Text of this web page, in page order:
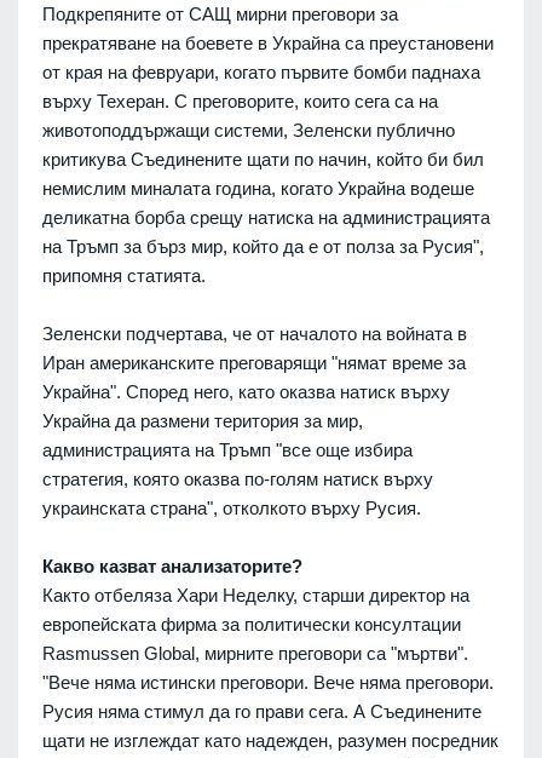
Подкрепяните от САЩ мирни преговори за
прекратяване на боевете в Украйна са преустановени
от края на февруари, когато първите бомби паднаха
върху Техеран. С преговорите, които сега са на
животоподдържащи системи, Зеленски публично
критикува Съединените щати по начин, който би бил
немислим миналата година, когато Украйна водеше
деликатна борба срещу натиска на администрацията
на Тръмп за бърз мир, който да е от полза за Русия",
припомня статията.
Зеленски подчертава, че от началото на войната в
Иран американските преговарящи "нямат време за
Украйна". Според него, като оказва натиск върху
Украйна да размени територия за мир,
администрацията на Тръмп "все още избира
стратегия, която оказва по-голям натиск върху
украинската страна", отколкото върху Русия.
Какво казват анализаторите?
Както отбеляза Хари Неделку, старши директор на
европейската фирма за политически консултации
Rasmussen Global, мирните преговори са "мъртви".
"Вече няма истински преговори. Вече няма преговори.
Русия няма стимул да го прави сега. А Съединените
щати не изглеждат като надежден, разумен посредник